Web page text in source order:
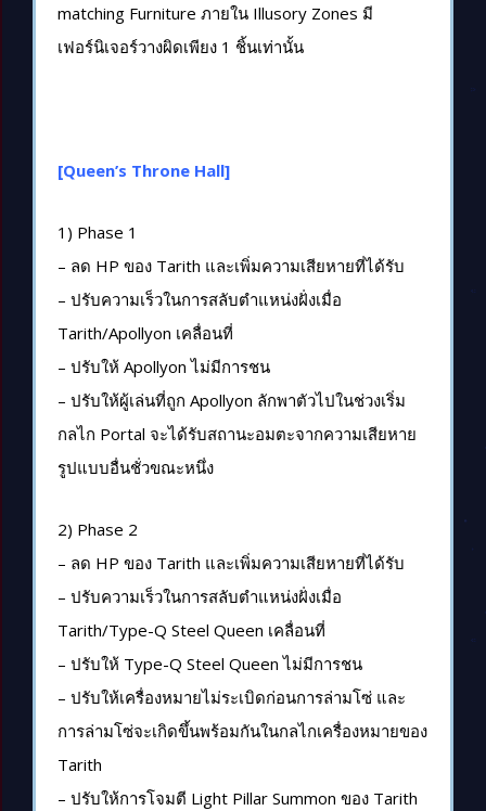
matching Furniture ภายใน Illusory Zones มี
เฟอร์นิเจอร์วางผิดเพียง 1 ชิ้นเท่านั้น
[Queen’s Throne Hall]
1) Phase 1
– ลด HP ของ Tarith และเพิ่มความเสียหายที่ได้รับ
– ปรับความเร็วในการสลับตำแหน่งฝั่งเมื่อ
Tarith/Apollyon เคลื่อนที่
– ปรับให้ Apollyon ไม่มีการชน
– ปรับให้ผู้เล่นที่ถูก Apollyon ลักพาตัวไปในช่วงเริ่ม
กลไก Portal จะได้รับสถานะอมตะจากความเสียหาย
รูปแบบอื่นชั่วขณะหนึ่ง
2) Phase 2
– ลด HP ของ Tarith และเพิ่มความเสียหายที่ได้รับ
– ปรับความเร็วในการสลับตำแหน่งฝั่งเมื่อ
Tarith/Type-Q Steel Queen เคลื่อนที่
– ปรับให้ Type-Q Steel Queen ไม่มีการชน
– ปรับให้เครื่องหมายไม่ระเบิดก่อนการล่ามโซ่ และ
การล่ามโซ่จะเกิดขึ้นพร้อมกันในกลไกเครื่องหมายของ
Tarith
– ปรับให้การโจมตี Light Pillar Summon ของ Tarith